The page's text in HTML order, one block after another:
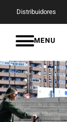
Distribuidores
MENU
Inicio